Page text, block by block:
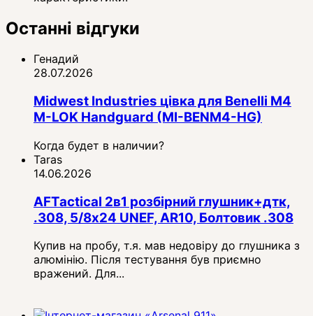
Останні відгуки
Генадий
28.07.2026
Midwest Industries цівка для Benelli M4
M-LOK Handguard (MI-BENM4-HG)
Когда будет в наличии?
Taras
14.06.2026
AFTactical 2в1 розбірний глушник+дтк,
.308, 5/8x24 UNEF, AR10, Болтовик .308
Купив на пробу, т.я. мав недовіру до глушника з
алюмінію. Після тестування був приємно
вражений. Для...